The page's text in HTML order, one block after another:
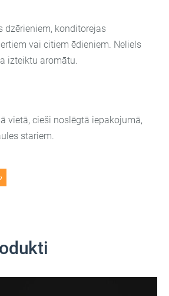
dzērieniem, konditorejas
vai citiem ēdieniem. Neliels
izteiktu aromātu.
vietā, cieši noslēgtā iepakojumā,
stariem.